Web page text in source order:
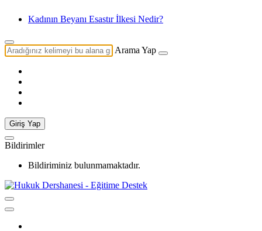
Kadının Beyanı Esastır İlkesi Nedir?
Arama Yap
Giriş Yap
Bildirimler
Bildiriminiz bulunmamaktadır.